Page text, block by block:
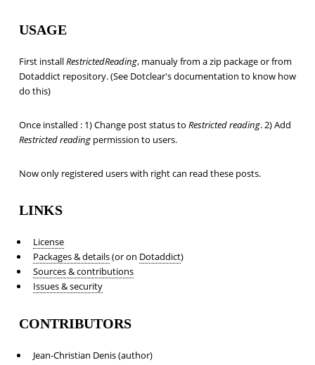
USAGE
First installRestrictedReading, manualy from a zip package or from
Dotaddict repository. (See Dotclear's documentation to know how
do this)
Once installed : 1) Change post status to Restricted reading. 2) Add
Restricted readingpermission to users.
Now only registered users with right can read these posts.
LINKS
License
Packages & details(or on Dotaddict)
Sources & contributions
Issues & security
CONTRIBUTORS
Jean-Christian Denis (author)